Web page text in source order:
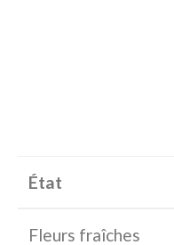
État
Fleurs fraîches